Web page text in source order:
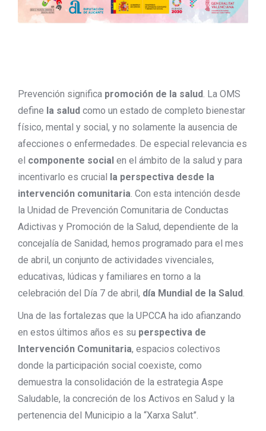
Prevención significa promoción de la salud . La OMS
define la salud como un estado de completo bienestar
físico, mental y social, y no solamente la ausencia de
afecciones o enfermedades. De especial relevancia es
el componente social en el ámbito de la salud y para
incentivarlo es crucial la perspectiva desde la
intervención comunitaria . Con esta intención desde
la Unidad de Prevención Comunitaria de Conductas
Adictivas y Promoción de la Salud, dependiente de la
concejalía de Sanidad, hemos programado para el mes
de abril, un conjunto de actividades vivenciales,
educativas, lúdicas y familiares en torno a la
celebración del Día 7 de abril, día Mundial de la Salud
Una de las fortalezas que la UPCCA ha ido afianzando
en estos últimos años es su perspectiva de
Intervención Comunitaria, espacios colectivos
donde la participación social coexiste, como
demuestra la consolidación de la estrategia Aspe
Saludable, la concreción de los Activos en Salud y la
pertenencia del Municipio a la “Xarxa Salut”.